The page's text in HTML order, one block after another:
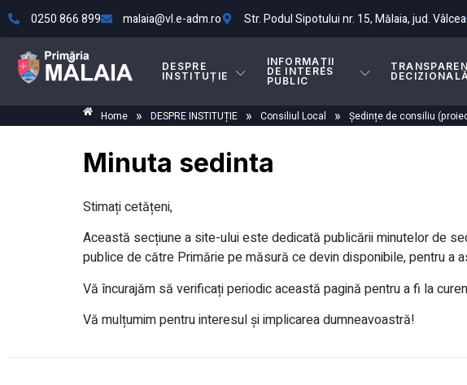
0250 866 899 malaia@vl.e-adm.ro Str. Podul Sipotului nr. 15, Mălaia, jud. Vâlcea
DESPRE
INSTITUȚIE
INFORMAȚII
DE INTERES
PUBLIC
Home » DESPRE INSTITUȚIE » Consiliul Local » Ședințe de consiliu
Minuta sedinta
Stimați cetățeni,
Această secțiune a site-ului este dedicată publicării minutelor de
publice de către Primărie pe măsură ce devin disponibile, pentru a
Vă încurajăm să verificați periodic această pagină pentru a fi la
Vă mulțumim pentru interesul și implicarea dumneavoastră!